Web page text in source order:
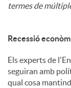
termes de
Recessió
Els experts de
seguiran amb
qual cosa